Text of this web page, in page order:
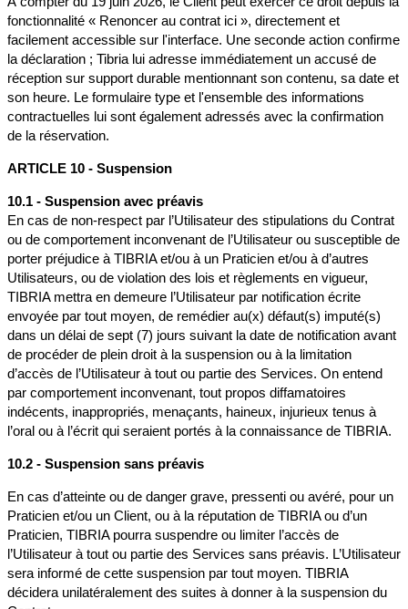
fonctionnalité « Renoncer au contrat ici », directement et
facilement accessible sur l'interface. Une seconde action confirme
la déclaration ; Tibria lui adresse immédiatement un accusé de
réception sur support durable mentionnant son contenu, sa date et
son heure. Le formulaire type et l'ensemble des informations
contractuelles lui sont également adressés avec la confirmation
de la réservation.
ARTICLE 10 - Suspension
10.1 - Suspension avec préavis
En cas de non-respect par l’Utilisateur des stipulations du Contrat
ou de comportement inconvenant de l’Utilisateur ou susceptible de
porter préjudice à TIBRIA et/ou à un Praticien et/ou à d’autres
Utilisateurs, ou de violation des lois et règlements en vigueur,
TIBRIA mettra en demeure l’Utilisateur par notification écrite
envoyée par tout moyen, de remédier au(x) défaut(s) imputé(s)
dans un délai de sept (7) jours suivant la date de notification avant
de procéder de plein droit à la suspension ou à la limitation
d’accès de l’Utilisateur à tout ou partie des Services. On entend
par comportement inconvenant, tout propos diffamatoires
indécents, inappropriés, menaçants, haineux, injurieux tenus à
l’oral ou à l’écrit qui seraient portés à la connaissance de TIBRIA.
10.2 - Suspension sans préavis
En cas d’atteinte ou de danger grave, pressenti ou avéré, pour un
Praticien et/ou un Client, ou à la réputation de TIBRIA ou d’un
Praticien, TIBRIA pourra suspendre ou limiter l’accès de
l’Utilisateur à tout ou partie des Services sans préavis. L’Utilisateur
sera informé de cette suspension par tout moyen. TIBRIA
décidera unilatéralement des suites à donner à la suspension du